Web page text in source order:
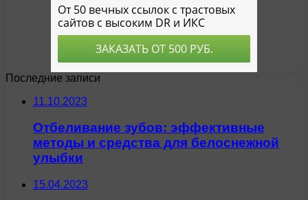
Последние записи
11.10.2023
Отбеливание зубов: эффективные
методы и средства для белоснежной
улыбки
15.04.2023